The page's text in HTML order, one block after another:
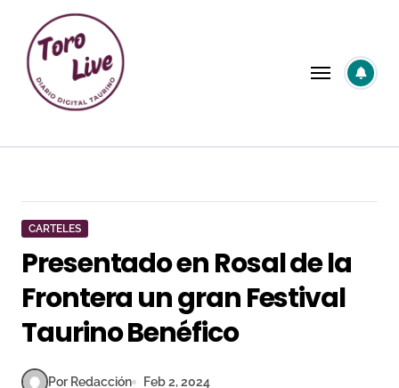
contenido
CARTELES
Presentado en Rosal de la
Frontera un gran Festival
Taurino Benéfico
Por Redacción Feb 2, 2024